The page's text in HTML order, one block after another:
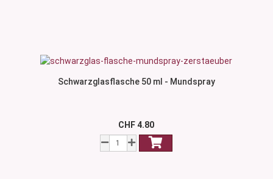
Schwarzglasflasche 50 ml - Mundspray
CHF 4.80